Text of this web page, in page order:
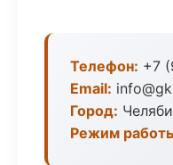
Телефон: +7
Email:
Город:
Режим